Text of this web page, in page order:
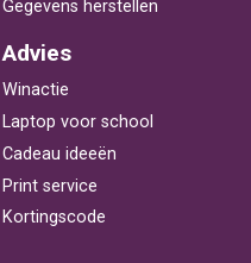
Gegevens herstellen
Advies
Winactie
Laptop voor school
Cadeau ideeën
Print service
Kortingscode